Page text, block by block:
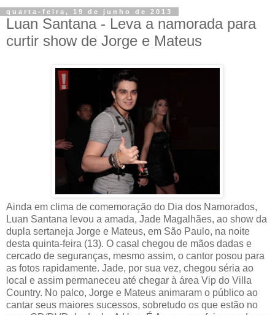
quarta-feira, 19 de junho de 2013
Luan Santana - Leva a namorada para
curtir show de Jorge e Mateus
Ainda em clima de comemoração do Dia dos Namorados,
Luan Santana levou a amada, Jade Magalhães, ao show da
dupla sertaneja Jorge e Mateus, em São Paulo, na noite
desta quinta-feira (13). O casal chegou de mãos dadas e
cercado de seguranças, mesmo assim, o cantor posou para
as fotos rapidamente. Jade, por sua vez, chegou séria ao
local e assim permaneceu até chegar à área Vip do Villa
Country. No palco, Jorge e Mateus animaram o público ao
cantar seus maiores sucessos, sobretudo os que estão no